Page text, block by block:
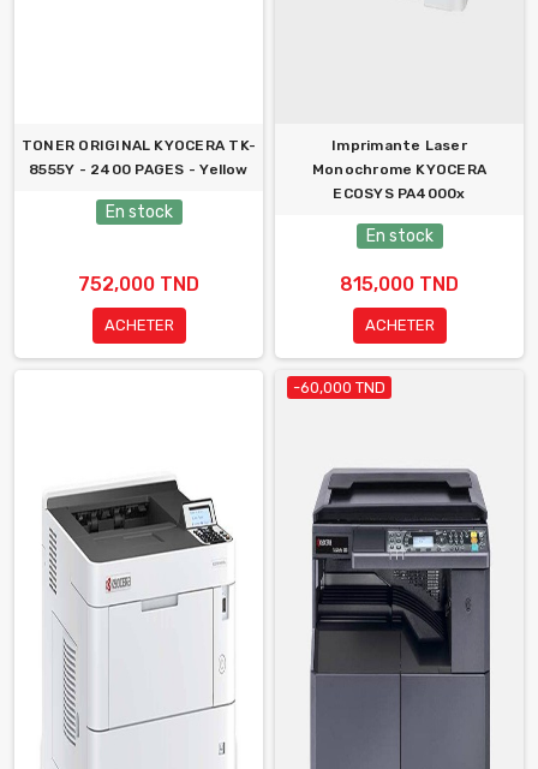
TONER ORIGINAL KYOCERA TK-
8555Y - 2400 PAGES - Yellow
En stock
752,000 TND
ACHETER
Imprimante Laser
Monochrome KYOCERA
ECOSYS PA4000x
En stock
815,000 TND
ACHETER
-60,000 TND